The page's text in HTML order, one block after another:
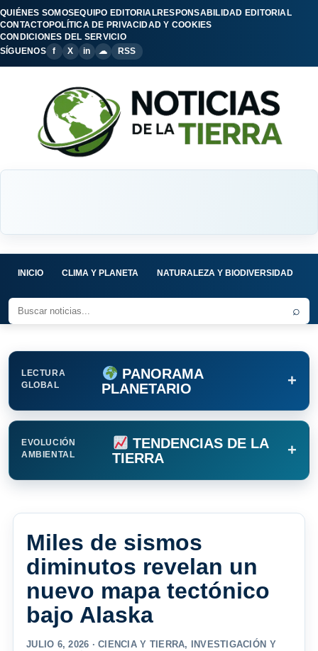
QUIÉNES SOMOSEQUIPO EDITORIALRESPONSABILIDAD EDITORIAL
CONTACTOPOLÍTICA DE PRIVACIDAD Y COOKIES
CONDICIONES DEL SERVICIO
SÍGUENOS
f X in ☁ RSS
INICIO CLIMA Y PLANETA NATURALEZA Y BIODIVERSIDAD
⌕
LECTURA
GLOBAL
PANORAMA
PLANETARIO
+
EVOLUCIÓN
AMBIENTAL
TENDENCIAS DE LA
TIERRA
+
Miles de sismos
diminutos revelan un
nuevo mapa tectónico
bajo Alaska
JULIO 6, 2026 ·CIENCIA Y TIERRA,
INVESTIGACIÓN Y